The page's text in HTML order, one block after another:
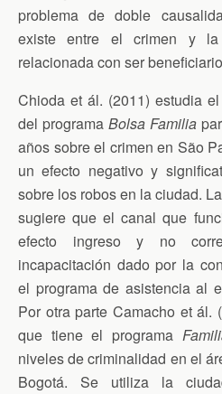
problema de doble
existe entre el crimen y
relacionada con ser
Chioda et ál. (2011) estudia
del programa Bolsa Familia
años sobre el crimen en São
un efecto negativo y
sobre los robos en la ciudad.
sugiere que el canal que
efecto ingreso y no
incapacitación dado por la
el programa de asistencia al
Por otra parte Camacho et ál.
que tiene el programa
niveles de criminalidad en el
Bogotá. Se utiliza la